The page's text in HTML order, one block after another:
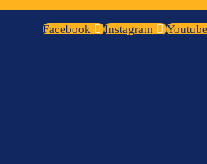
Facebook
Instagram Youtube